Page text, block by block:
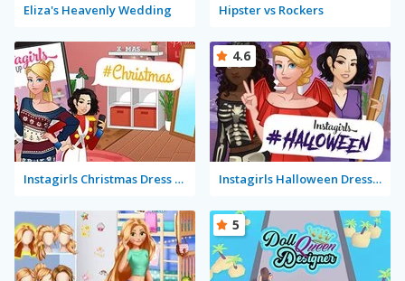
Eliza's Heavenly Wedding Hipster vs Rockers
Instagirls Christmas Dress Up Instagirls Halloween Dress Up
4.6
5